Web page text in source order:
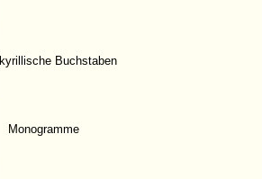
kyrillische Buchstaben
Monogramme